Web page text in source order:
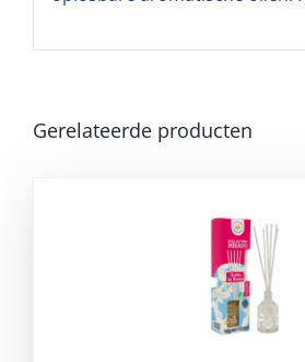
Gerelateerde producten